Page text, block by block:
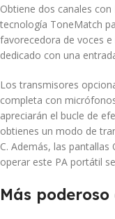
Obtiene dos canales
tecnología ToneMatch
favorecedora de voces
dedicado con una
Los transmisores
completa con
apreciarán el bucle de
obtienes un modo de
C. Además, las pantallas
operar este PA portátil
Más